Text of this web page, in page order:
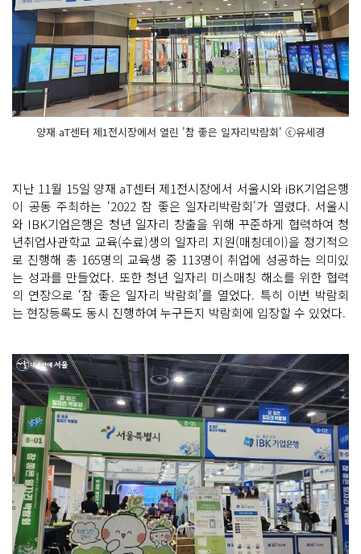
양재 aT센터 제1전시장에서 열린 '참 좋은 일자리박람회' ⓒ유세경
지난 11월 15일 양재 aT센터 제1전시장에서 서울시와 iBK기업은행
이 공동 주최하는 ‘2022 참 좋은 일자리박람회'가 열렸다. 서울시
와 IBK기업은행은 청년 일자리 창출을 위해 꾸준하게 협력하여 청
년취업사관학교 교육(수료)생의 일자리 지원(매칭데이)을 정기적으
로 진행해 총 165명의 교육생 중 113명이 취업에 성공하는 의미있
는 성과를 만들었다. 또한 청년 일자리 미스매칭 해소를 위한 협력
의 연장으로 ‘참 좋은 일자리 박람회’를 열었다. 특히 이번 박람회
는 현장등록도 동시 진행하여 누구든지 박람회에 입장할 수 있었다.